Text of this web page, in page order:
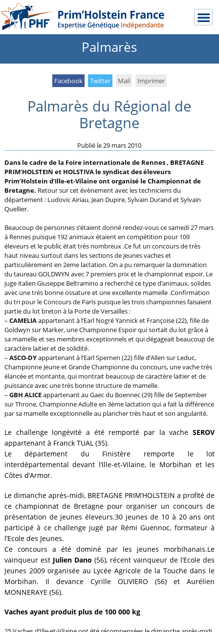
Palmarès
Facebook Twitter Mail Imprimer
Palmarès du Régional de
Bretagne
Publié le29 mars 2010
Dans le cadre de la Foire internationale de Rennes , BRETAGNE
PRIM’HOLSTEIN et HOLSTIVA le syndicat des éleveurs
Prim’Holstein d’Ille-et-Vilaine ont organisé le Championnat de
Bretagne. Retour sur cet évènement avec les techniciens du
département : Ludovic Airiau, Jean Dupire, Sylvain Durand et Sylvain
Quellier.
Beaucoup de personnes s’étaient donné rendez-vous ce samedi 27 mars
à Rennes puisque 192 animaux étaient en compétition pour 109
éleveurs et le public était très nombreux .Ce fut un concours de très
haut niveau surtout dans les sections de jeunes vaches et
particulièrement en 2eme lactation. On a pu remarquer la domination
du taureau GOLDWYN avec 7 premiers prix et le championnat espoir. Le
juge italien Giuseppe Beltramino a recherché ce type d’animaux, solides
avec une très bonne ossature et une excellente mamelle .Confirmation
du tri pour le Concours de Paris puisque les trois championnes faisaient
partie du lot breton à la Porte de Versailles :
– CAMELIAappartenant à l’Earl Nogré Yannick et Françoise (22), fille de
Goldwyn sur Marker, une Championne Espoir qui sortait du lot grâce à
sa mamelle et ses membres exceptionnels et qui dégageait beaucoup de
caractère laitier et de solidité.
– ASCO-DYappartenant à l’Earl Spernen (22) fille d’Allen sur Leduc,
Championne Jeune et Grande Championne du concours, une vache très
élancée et montante, qui montrait beaucoup de caractère laitier et de
puissance avec une très bonne structure de mamelle.
– GBH ALICEappartenant au Gaec du Boennec (29) fille de September
sur Throne, Championne Adulte en 3ème lactation qui a fait la différence
par sa mamelle exceptionnelle au plancher très haut et son angularité.
Le challenge longévité a été remporté par la vacheSEROV
appartenant à Franck TUAL (35).
Le département du Finistère remporte le lot
interdépartemental devant l’Ille-et-Vilaine, le Morbihan et les
Côtes d’Armor.
Le dimanche après-midi, BRETAGNE PRIM’HOLSTEIN a profité de
ce championnat de Bretagne pour organiser un concours de
présentation de jeunes éleveurs.30 jeunes de 10 à 20 ans ont
participé à ce challenge jugé par Rémi Guennoc, formateur à
l’Ecole des Jeunes.
Ce concours a été dominé par les jeunes morbihanais.Le
vainqueur est Julien Dano(56), récent vainqueur de l’Ecole des
Jeunes 2009 organisée au Lycée Agricole de la Touche dans le
Morbihan. Il devance Cyrille OLIVIERO (56) et Aurélien
MONNERAYE (56).
Vaches ayant produit plus de 100 000 kg